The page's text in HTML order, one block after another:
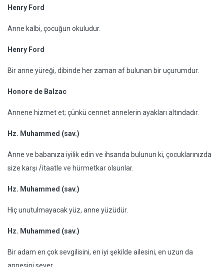
Henry Ford
Anne kalbi, çocuğun okuludur.
Henry Ford
Bir anne yüreği, dibinde her zaman af bulunan bir uçurumdur.
Honore de Balzac
Annene hizmet et; çünkü cennet annelerin ayakları altındadır.
Hz. Muhammed (sav.)
Anne ve babanıza iyilik edin ve ihsanda bulunun ki, çocuklarınızda
size karşı İitaatle ve hürmetkar olsunlar.
Hz. Muhammed (sav.)
Hiç unutulmayacak yüz, anne yüzüdür.
Hz. Muhammed (sav.)
Bir adam en çok sevgilisini, en iyi şekilde ailesini, en uzun da